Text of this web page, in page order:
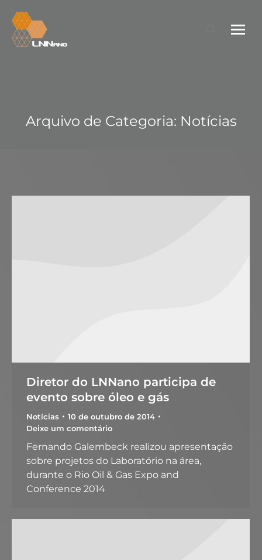
Search:
Arquivo de Categoria: Notícias
Diretor do LNNano participa de
evento sobre óleo e gás
Notícias
10 de outubro de 2014
Deixe um comentário
Fernando Galembeck realizou apresentação
sobre projetos do Laboratório na área,
durante o Rio Oil & Gas Expo and
Conference 2014